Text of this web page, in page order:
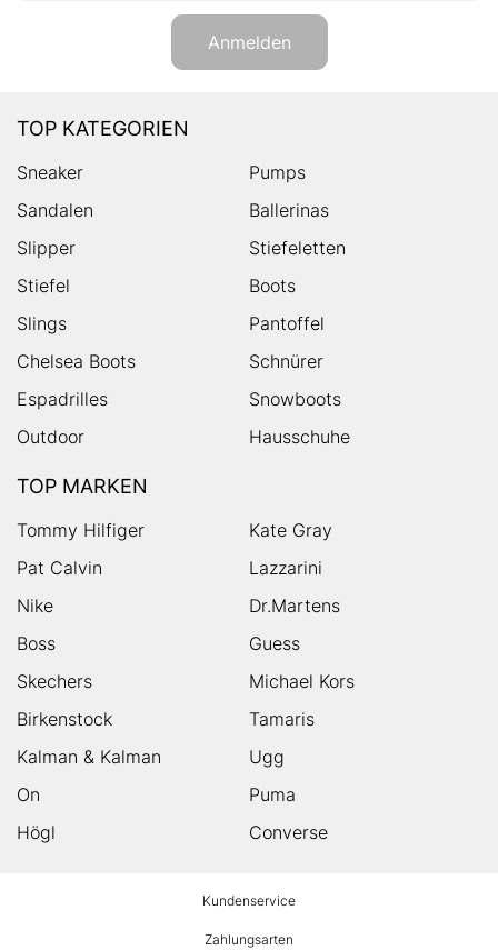
Anmelden
TOP KATEGORIEN
Sneaker
Pumps
Sandalen
Ballerinas
Slipper
Stiefeletten
Stiefel
Boots
Slings
Pantoffel
Chelsea Boots
Schnürer
Espadrilles
Snowboots
Outdoor
Hausschuhe
TOP MARKEN
Tommy Hilfiger
Kate Gray
Pat Calvin
Lazzarini
Nike
Dr.Martens
Boss
Guess
Skechers
Michael Kors
Birkenstock
Tamaris
Kalman & Kalman
Ugg
On
Puma
Högl
Converse
Kundenservice
Zahlungsarten